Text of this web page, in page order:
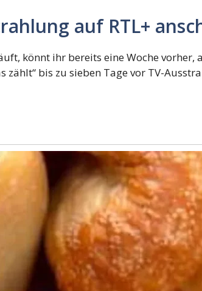
auf RTL+
könnt ihr bereits eine Woche vorher,
zählt“ bis zu sieben Tage vor TV-